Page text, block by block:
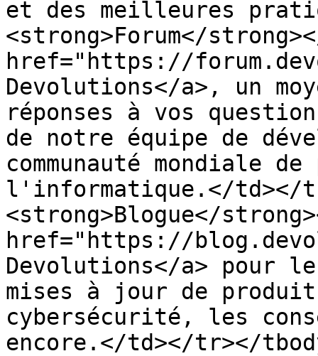
et des meilleures
<strong>Forum</
href="https://
Devolutions</a>, un
réponses à vos
de notre équipe de
communauté mondiale
l'informatique.</td></
<strong>Blogue</
href="https://
Devolutions</a> pour
mises à jour de
cybersécurité, les
encore.</td></tr></